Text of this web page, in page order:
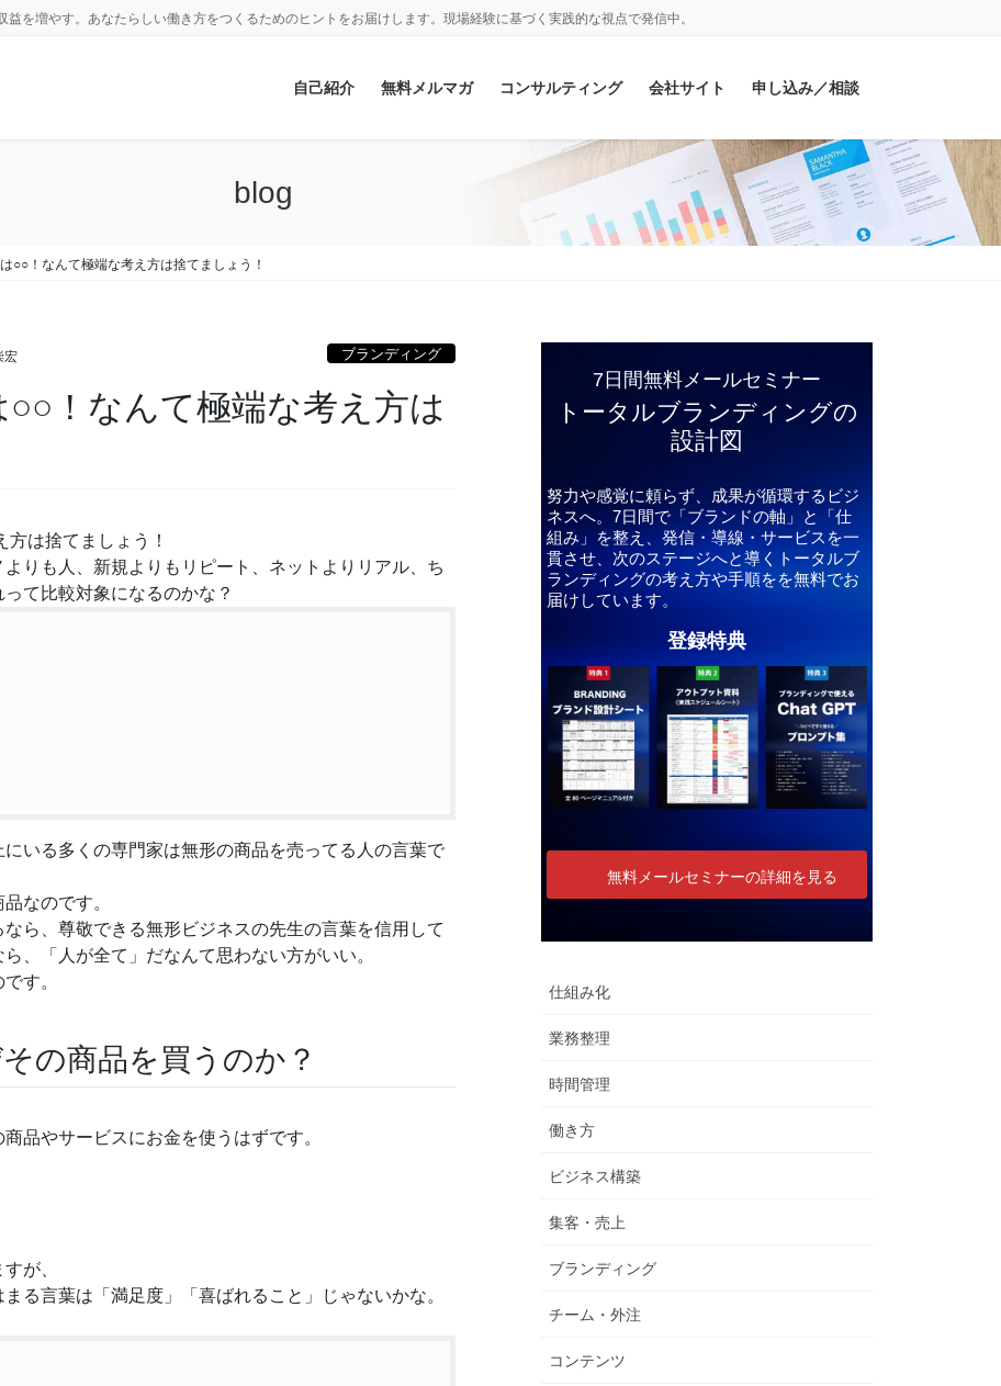
益を増やす。あなたらしい働き方をつくるためのヒントをお届けします。現場経験に基づく実践的な視点で発信中。
自己紹介 無料メルマガ コンサルティング 会社サイト 申し込み／相談
blog
○○！なんて極端な考え方は捨てましょう！
宏 ブランディング
！なんて極端な考え方は
は捨てましょう！
りも人、新規よりもリピート、ネットよりリアル、ち
て比較対象になるのかな？
いる多くの専門家は無形の商品を売ってる人の言葉で
なのです。
ら、尊敬できる無形ビジネスの先生の言葉を信用して
、「人が全て」だなんて思わない方がいい。
す。
の商品を買うのか？
品やサービスにお金を使うはずです。
が、
言葉は「満足度」「喜ばれること」じゃないかな。
7日間無料メールセミナー
トータルブランディングの
設計図
努力や感覚に頼らず、成果が循環するビジ
ネスへ。7日間で「ブランドの軸」と「仕
組み」を整え、発信・導線・サービスを一
貫させ、次のステージへと導くトータルブ
ランディングの考え方や手順をを無料でお
届けしています。
登録特典
無料メールセミナーの詳細を見る
仕組み化
業務整理
時間管理
働き方
ビジネス構築
集客・売上
ブランディング
チーム・外注
コンテンツ